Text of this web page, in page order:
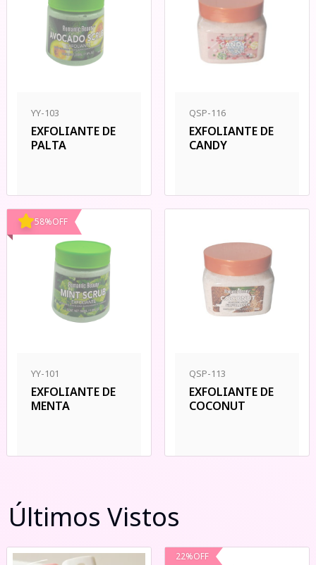
YY-103
EXFOLIANTE DE
PALTA
QSP-116
EXFOLIANTE DE
CANDY
58%OFF
YY-101
EXFOLIANTE DE
MENTA
QSP-113
EXFOLIANTE DE
COCONUT
Últimos Vistos
22%OFF